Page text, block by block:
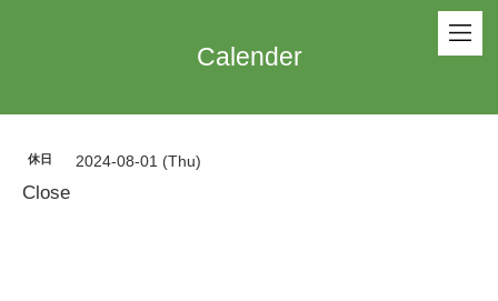
Calender
休日 2024-08-01 (Thu)
Close